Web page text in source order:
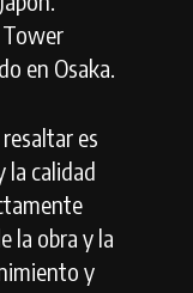
en Osaka.
es
la calidad
la obra y la
y